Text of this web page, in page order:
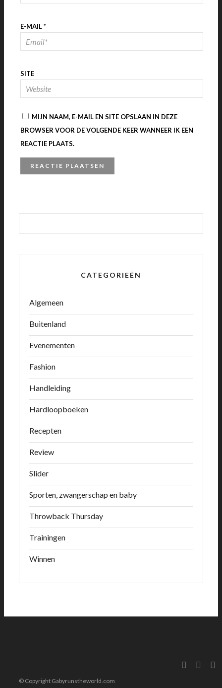
E-MAIL*
SITE
MIJN NAAM, E-MAIL EN SITE OPSLAAN IN DEZE
BROWSER VOOR DE VOLGENDE KEER WANNEER IK EEN
REACTIE PLAATS.
CATEGORIEËN
Algemeen
Buitenland
Evenementen
Fashion
Handleiding
Hardloopboeken
Recepten
Review
Slider
Sporten, zwangerschap en baby
Throwback Thursday
Trainingen
Winnen
© Copyright Gabyrunstheworld.com